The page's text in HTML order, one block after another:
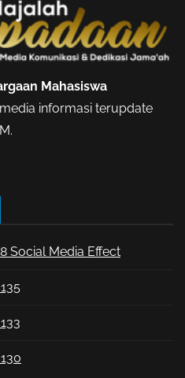
Mahasiswa
informasi terupdate
Social Media Effect